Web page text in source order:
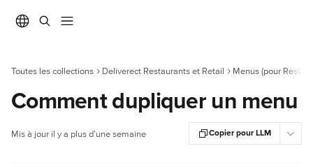
Toutes les collections Deliverect Restaurants et Retail Menus (pour
Comment dupliquer un menu
Mis à jour il y a plus d’une semaine Copier pour LLM